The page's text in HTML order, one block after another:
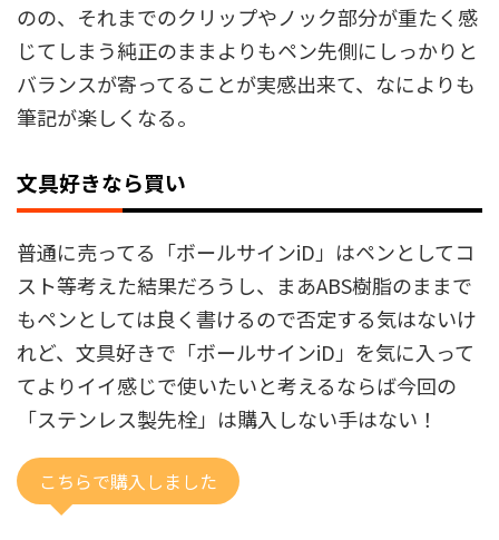
のの、それまでのクリップやノック部分が重たく感
じてしまう純正のままよりもペン先側にしっかりと
バランスが寄ってることが実感出来て、なによりも
筆記が楽しくなる。
文具好きなら買い
普通に売ってる「ボールサインiD」はペンとしてコ
スト等考えた結果だろうし、まあABS樹脂のままで
もペンとしては良く書けるので否定する気はないけ
れど、文具好きで「ボールサインiD」を気に入って
てよりイイ感じで使いたいと考えるならば今回の
「ステンレス製先栓」は購入しない手はない！
こちらで購入しました